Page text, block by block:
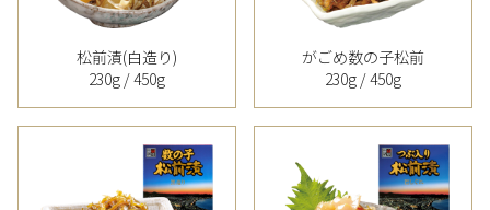
松前漬(白造り)
230g / 450g
がごめ数の子松前
230g / 450g